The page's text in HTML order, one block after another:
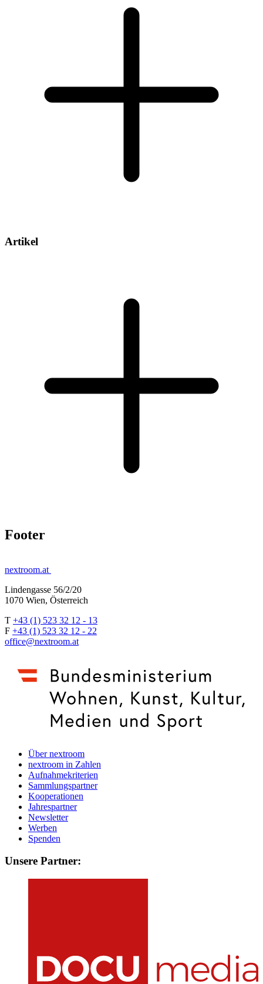
Artikel
Footer
nextroom.at
Lindengasse 56/2/20
1070 Wien, Österreich
T +43 (1) 523 32 12 - 13
F +43 (1) 523 32 12 - 22
office@nextroom.at
Über nextroom
nextroom in Zahlen
Aufnahmekriterien
Sammlungspartner
Kooperationen
Jahrespartner
Newsletter
Werben
Spenden
Unsere Partner: